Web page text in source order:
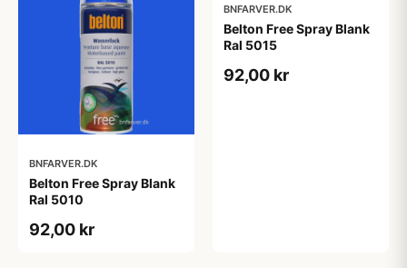
BNFARVER.DK
Belton Free Spray Blank
Ral 5010
92,00 kr
BNFARVER.DK
Belton Free Spray Blank
Ral 5015
92,00 kr